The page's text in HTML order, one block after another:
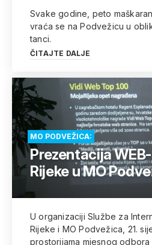
Svake godine, peto
vraća se na Podvežicu u
tanci.
ČITAJTE DALJE
MO PODVEŽICA:
Prezentacija
Rijeke u MO
U organizaciji Službe za
Rijeke i MO Podvežica, 21.
prostorijama mjesnog